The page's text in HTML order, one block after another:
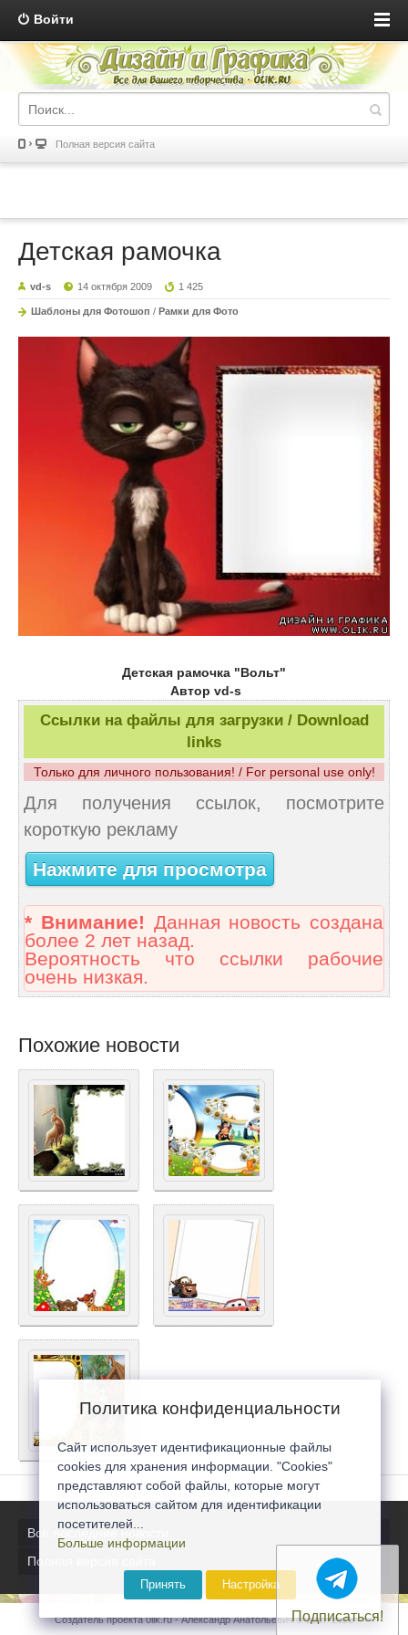
Войти
Полная версия сайта
Детская рамочка
vd-s 14 октября 2009 1 425
Шаблоны для Фотошоп / Рамки для Фото
Детская рамочка "Вольт"
Автор vd-s
Ссылки на файлы для загрузки / Download
links
Только для личного пользования! / For personal use only!
Для получения ссылок, посмотрите
короткую рекламу
Нажмите для просмотра
* Внимание! Данная новость создана
более 2 лет назад.
Вероятность что ссылки рабочие
очень низкая.
Похожие новости
Все последние новости
Полная версия сайта
Создатель проекта 0lik.ru - Александр Анатольевич © 2007-2026
Подписаться!
Политика конфиденциальности
Сайт использует идентификационные файлы
cookies для хранения информации. "Cookies"
представляют собой файлы, которые могут
использоваться сайтом для идентификации
посетителей...
Больше информации
Принять Настройка